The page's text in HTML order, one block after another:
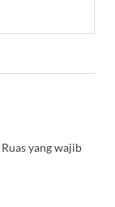
Ruas yang wajib